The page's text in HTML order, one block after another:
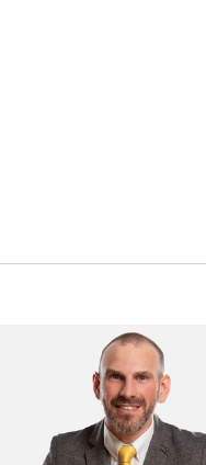
View Ella